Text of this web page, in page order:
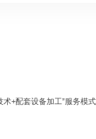
+配套设备加工”服务模